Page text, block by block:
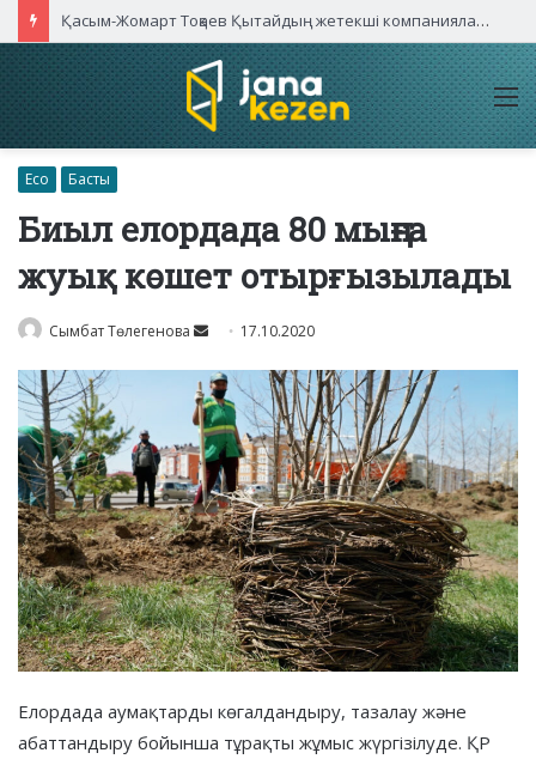
Қасым-Жомарт Тоқаев Қытайдың жетекші компаниялары басшыларымен кездесті
Eco Басты
Биыл елордада 80 мыңға
жуық көшет отырғызылады
Сымбат Төлегенова
Send
email
17.10.2020
Елордада аумақтарды көгалдандыру, тазалау және
абаттандыру бойынша тұрақты жұмыс жүргізілуде. ҚР